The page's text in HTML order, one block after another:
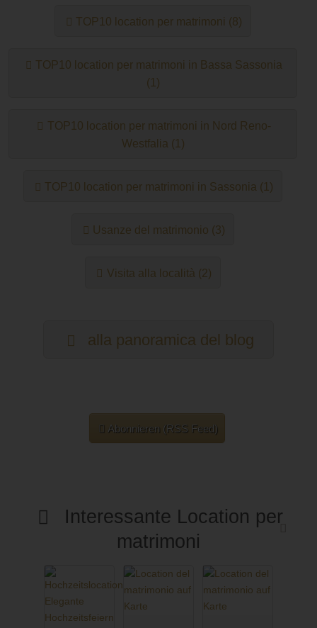
TOP10 location per matrimoni (8)
TOP10 location per matrimoni in Bassa Sassonia
(1)
TOP10 location per matrimoni in Nord Reno-
Westfalia (1)
TOP10 location per matrimoni in Sassonia (1)
Usanze del matrimonio (3)
Visita alla località (2)
alla panoramica del blog
Abonnieren (RSS Feed)
Interessante Location per
matrimoni